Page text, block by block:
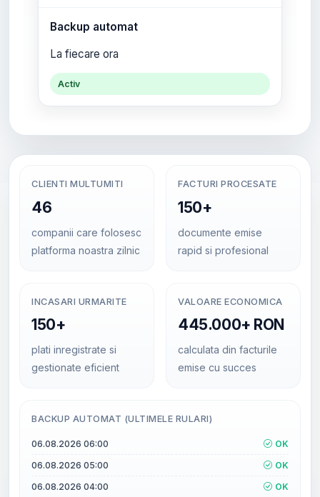
Backup automat
La fiecare ora
Activ
CLIENTI MULTUMITI
46
companii care folosesc
platforma noastra zilnic
FACTURI PROCESATE
150+
documente emise
rapid si profesional
INCASARI URMARITE
150+
plati inregistrate si
gestionate eficient
VALOARE ECONOMICA
445.000+ RON
calculata din facturile
emise cu succes
BACKUP AUTOMAT (ULTIMELE RULARI)
06.08.2026 06:00
OK
06.08.2026 05:00
OK
06.08.2026 04:00
OK